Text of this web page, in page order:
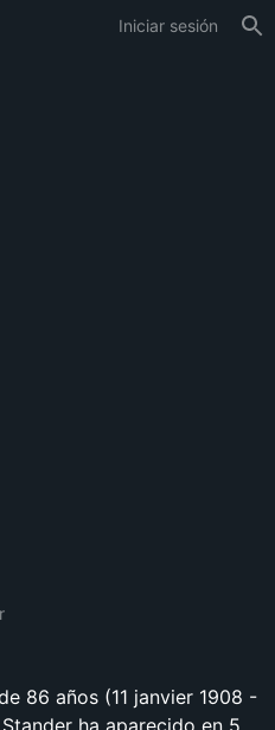
Iniciar sesión
86 años (11 janvier 1908 -
ha aparecido en 5